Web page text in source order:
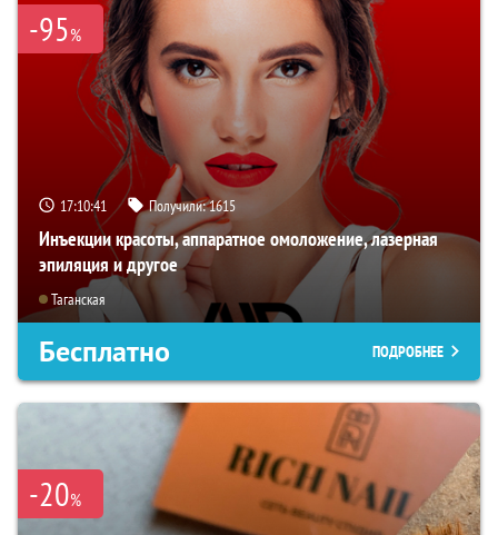
-95%
17:10:40 Получили:1615
Инъекции красоты, аппаратное омоложение, лазерная
эпиляция и другое
Таганская
Бесплатно ПОДРОБНЕЕ
-20%